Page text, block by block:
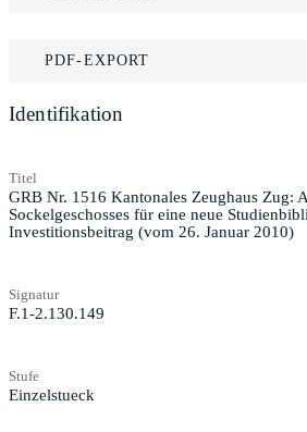
PDF-EXPORT
Identifikation
Titel
GRB Nr. 1516 Kantonales Zeughaus Zug:
Sockelgeschosses für eine neue
Investitionsbeitrag (vom 26. Januar 2010)
Signatur
F.1-2.130.149
Stufe
Einzelstueck